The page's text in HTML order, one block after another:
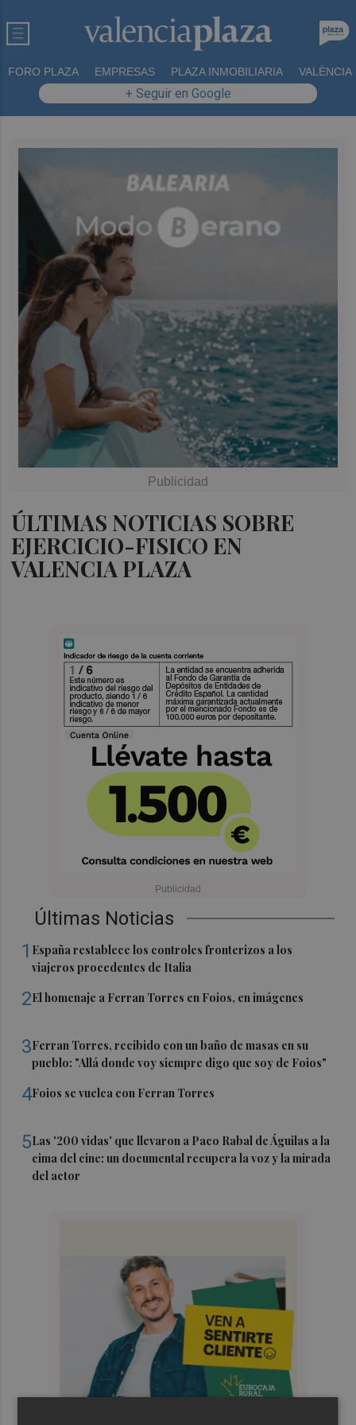
FORO PLAZA EMPRESAS PLAZA INMOBILIARIA VALÈNCIA
+ Seguir en Google
ÚLTIMAS NOTICIAS SOBRE
EJERCICIO-FISICO EN
VALENCIA PLAZA
Últimas Noticias
1 España restablece los controles fronterizos a los
viajeros procedentes de Italia
2El homenaje a Ferran Torres en Foios, en imágenes
3Ferran Torres, recibido con un baño de masas en su
pueblo: "Allá donde voy siempre digo que soy de Foios"
4Foios se vuelca con Ferran Torres
5Las '200 vidas' que llevaron a Paco Rabal de Águilas a la
cima del cine: un documental recupera la voz y la mirada
del actor